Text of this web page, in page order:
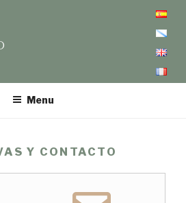
Menu
Y CONTACTO